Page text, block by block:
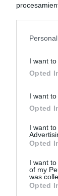
I want
Opted
I want
Opted
I want
Opted
I want
of my
was
Opted
Últimas
El Gobierno de
Ayuso contra
Comunidad de